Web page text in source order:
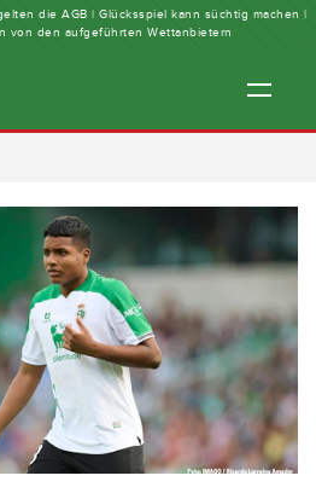
die AGB | Glücksspiel kann süchtig machen |
von den aufgeführten Wettanbietern